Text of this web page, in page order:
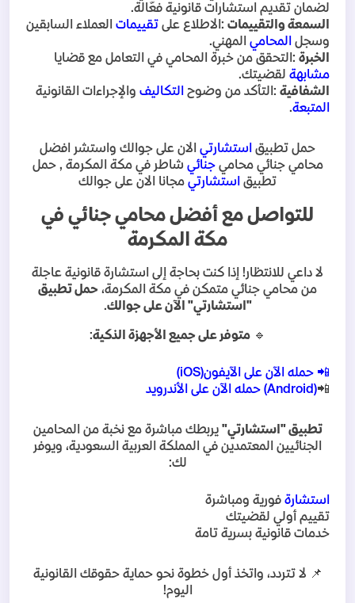
لضمان تقديم استشارات قانونية فعّالة.
السمعة والتقييمات :الاطلاع على تقييمات العملاء السابقين
وسجل المحامي المهني.
الخبرة :التحقق من خبرة المحامي في التعامل مع قضايا
مشابهة لقضيتك.
الشفافية :التأكد من وضوح التكاليف والإجراءات القانونية
المتبعة.
حمل تطبيق استشارتي الان على جوالك واستشر افضل
محامي جنائي محاميجنائي شاطر في مكة المكرمة , حمل
تطبيق استشارتي مجانا الان على جوالك
للتواصل مع أفضل محامي جنائي في
مكة المكرمة
لا داعي للانتظار! إذا كنت بحاجة إلى استشارة قانونية عاجلة
من محامي جنائي متمكن في مكة المكرمة، حمل تطبيق
"استشارتي" الآن على جوالك.
🔹 متوفر على جميع الأجهزة الذكية:
📲 حمله الآن على الآيفون(iOS)
📲
حمله الآن على الأندرويد (Android)
تطبيق "استشارتي" يربطك مباشرة مع نخبة من المحامين
الجنائيين المعتمدين في المملكة العربية السعودية، ويوفر
لك:
استشارة فورية ومباشرة
تقييم أولي لقضيتك
خدمات قانونية بسرية تامة
📌 لا تتردد، واتخذ أول خطوة نحو حماية حقوقك القانونية
اليوم!